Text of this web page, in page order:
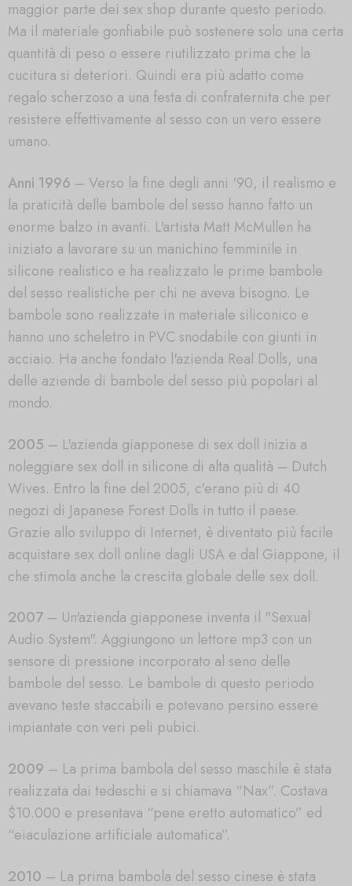
maggior parte dei sex shop durante questo periodo.
Ma il materiale gonfiabile può sostenere solo una certa
quantità di peso o essere riutilizzato prima che la
cucitura si deteriori. Quindi era più adatto come
regalo scherzoso a una festa di confraternita che per
resistere effettivamente al sesso con un vero essere
umano.
Anni 1996 – Verso la fine degli anni '90, il realismo e
la praticità delle bambole del sesso hanno fatto un
enorme balzo in avanti. L'artista Matt McMullen ha
iniziato a lavorare su un manichino femminile in
silicone realistico e ha realizzato le prime bambole
del sesso realistiche per chi ne aveva bisogno. Le
bambole sono realizzate in materiale siliconico e
hanno uno scheletro in PVC snodabile con giunti in
acciaio. Ha anche fondato l'azienda Real Dolls, una
delle aziende di bambole del sesso più popolari al
mondo.
2005 – L'azienda giapponese di sex doll inizia a
noleggiare sex doll in silicone di alta qualità – Dutch
Wives. Entro la fine del 2005, c'erano più di 40
negozi di Japanese Forest Dolls in tutto il paese.
Grazie allo sviluppo di Internet, è diventato più facile
acquistare sex doll online dagli USA e dal Giappone, il
che stimola anche la crescita globale delle sex doll.
2007 – Un'azienda giapponese inventa il "Sexual
Audio System". Aggiungono un lettore mp3 con un
sensore di pressione incorporato al seno delle
bambole del sesso. Le bambole di questo periodo
avevano teste staccabili e potevano persino essere
impiantate con veri peli pubici.
2009 – La prima bambola del sesso maschile è stata
realizzata dai tedeschi e si chiamava “Nax”. Costava
$10.000 e presentava “pene eretto automatico” ed
“eiaculazione artificiale automatica”.
2010 – La prima bambola del sesso cinese è stata